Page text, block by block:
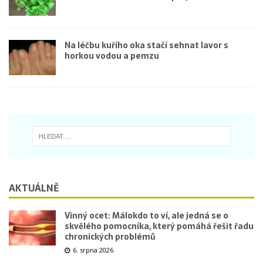
Na léčbu kuřího oka stačí sehnat lavor s
horkou vodou a pemzu
AKTUÁLNĚ
Vinný ocet: Málokdo to ví, ale jedná se o
skvělého pomocníka, který pomáhá řešit řadu
chronických problémů
6. srpna 2026